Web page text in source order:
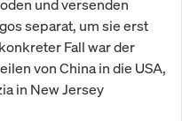
und versenden
separat, um sie erst
Fall war der
von China in die USA,
in New Jersey